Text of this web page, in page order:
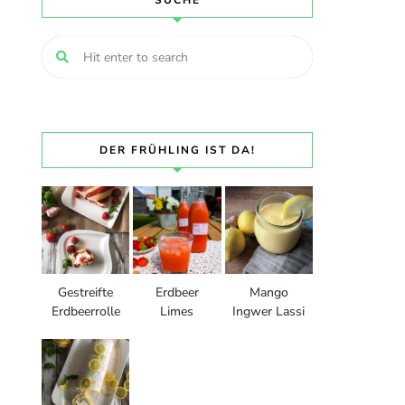
DER FRÜHLING IST DA!
Gestreifte
Erdbeerrolle
Erdbeer
Limes
Mango
Ingwer Lassi